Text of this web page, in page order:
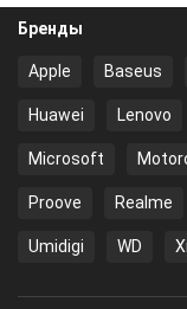
Бренды
Apple Baseus
Huawei Lenovo
Microsoft
Proove Realme
Umidigi WD